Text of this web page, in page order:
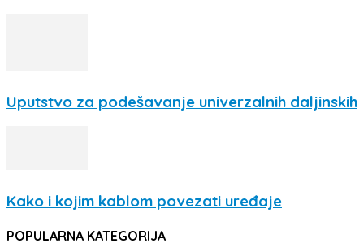
Uputstvo za podešavanje univerzalnih daljinskih
Kako i kojim kablom povezati uređaje
POPULARNA KATEGORIJA